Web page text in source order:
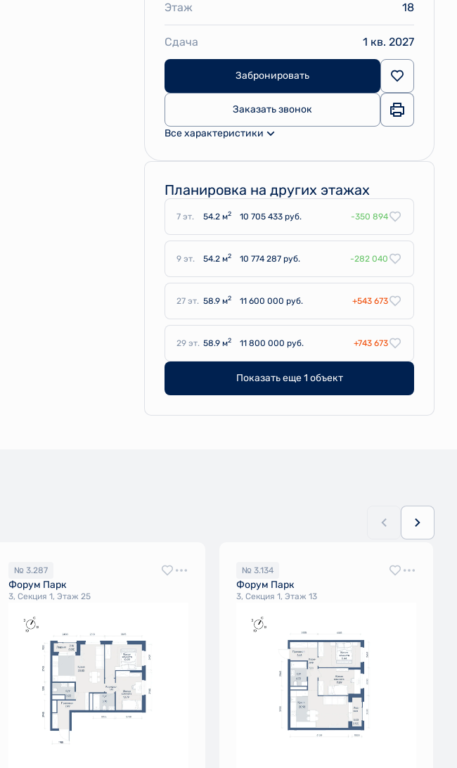
Этаж 18
Сдача 1 кв. 2027
Забронировать
Заказать звонок
Все характеристики
Планировка на других этажах
7 эт. 54.2 м2 10 705 433 руб. -350 894
9 эт. 54.2 м2 10 774 287 руб. -282 040
27 эт. 58.9 м2 11 600 000 руб. +543 673
29 эт. 58.9 м2 11 800 000 руб. +743 673
Показать еще 1 объект
№ 3.287
Форум Парк
3, Секция 1, Этаж 25
№ 3.134
Форум Парк
3, Секция 1, Этаж 13